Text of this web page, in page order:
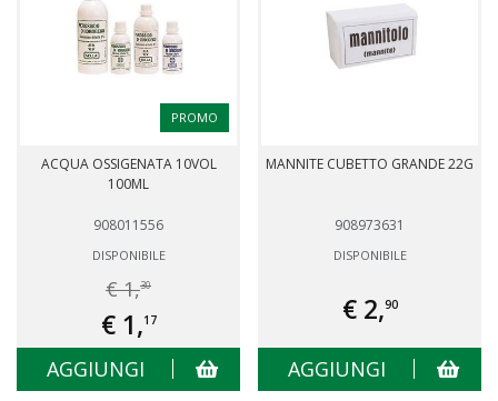
PROMO
ACQUA OSSIGENATA 10VOL
100ML
908011556
DISPONIBILE
€ 1,30
€ 1,17
AGGIUNGI
MANNITE CUBETTO GRANDE 22G
908973631
DISPONIBILE
€ 2,90
AGGIUNGI